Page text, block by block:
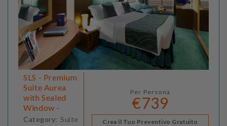
SLS - Premium
Suite Aurea
with Sealed
Window -
Category: Suite
Per Persona
€739
Crea il Tuo Preventivo Gratuito